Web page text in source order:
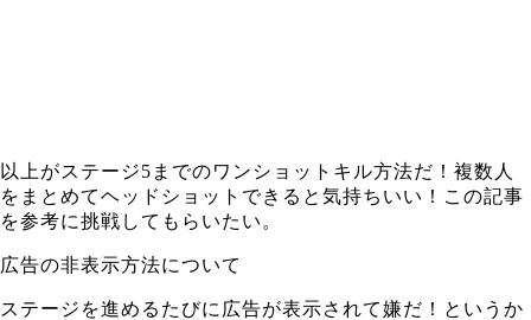
以上がステージ5までのワンショットキル方法だ！複数人
をまとめてヘッドショットできると気持ちいい！この記事
を参考に挑戦してもらいたい。
広告の非表示方法について
ステージを進めるたびに広告が表示されて嫌だ！というか